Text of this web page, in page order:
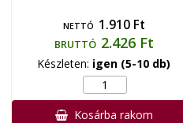
NETTÓ 1.910 Ft
BRUTTÓ 2.426 Ft
Készleten: igen (5-10 db)
Kosárba rakom